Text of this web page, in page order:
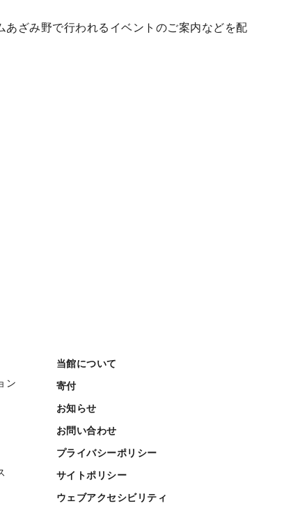
ざみ野で行われるイベントのご案内などを配
ン
当館について
寄付
お知らせ
お問い合わせ
プライバシーポリシー
サイトポリシー
ウェブアクセシビリティ